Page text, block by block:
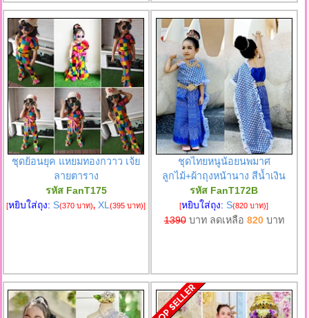
ชุดย้อนยุค แหยมทองกวาว เจ้ย
ลายตาราง
รหัส FanT175
[หยิบใส่ถุง: S(370 บาท), XL(395 บาท)]
ชุดไทยหนูน้อยนพมาศ
ลูกไม้+ผ้าถุงหน้านาง สีน้ำเงิน
รหัส FanT172B
[หยิบใส่ถุง: S(820 บาท)]
1390บาท ลดเหลือ 820บาท